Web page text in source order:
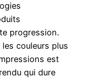
progression.
couleurs plus
est
qui dure